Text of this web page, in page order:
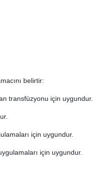
belirtir:
transfüzyonu için uygundur.
için uygundur.
için uygundur.